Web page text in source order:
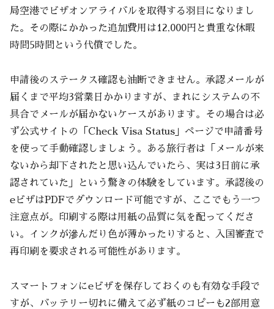
局空港でビザオンアライバルを取得する羽目になりまし
た。その際にかかった追加費用は12,000円と貴重な休暇
時間5時間という代償でした。
申請後のステータス確認も油断できません。承認メールが
届くまで平均3営業日かかりますが、まれにシステムの不
具合でメールが届かないケースがあります。その場合は必
ず公式サイトの「Check Visa Status」ページで申請番号
を使って手動確認しましょう。ある旅行者は「メールが来
ないから却下されたと思い込んでいたら、実は3日前に承
認されていた」という驚きの体験をしています。承認後の
eビザはPDFでダウンロード可能ですが、ここでもう一つ
注意点が。印刷する際は用紙の品質に気を配ってくださ
い。インクが滲んだり色が薄かったりすると、入国審査で
再印刷を要求される可能性があります。
スマートフォンにeビザを保存しておくのも有効な手段で
すが、バッテリー切れに備えて必ず紙のコピーも2部用意